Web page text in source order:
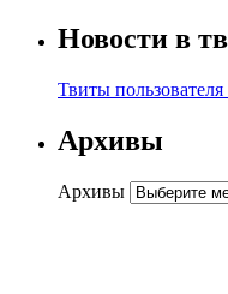
Новости в
Твиты пользователя
Архивы
Архивы